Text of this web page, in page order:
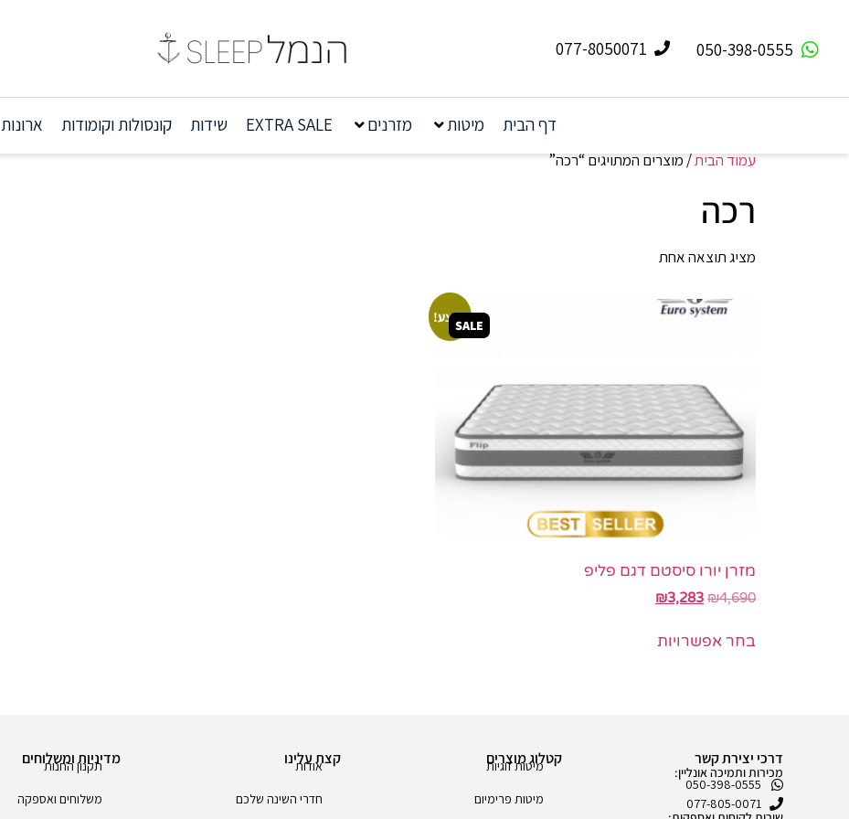
050-398-0555
077-8050071
דף הבית מיטות מזרנים EXTRA SALE שידות קונסולות וקומודות ארונות
עמוד הבית/ מוצרים המתויגים “רכה”
רכה
מציג תוצאה אחת
מבצע!
SALE
מזרן יורו סיסטם דגם פליפ
₪4,690
₪3,283
בחר אפשרויות
דרכי יצירת קשר
מכירות ותמיכה אונליין:
050-398-0555
077-805-0071
קטלוג מוצרים
מיטות זוגיות
מיטות פרימיום
קצת עלינו
אודות
חדרי השינה שלכם
מדיניות ומשלוחים
תקנון החנות
משלוחים ואספקה